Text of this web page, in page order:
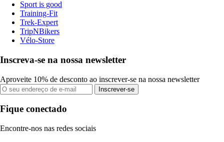
Sport is good
Training-Fit
Trek-Expert
TripNBikers
Vélo-Store
Inscreva-se na nossa newsletter
Aproveite 10% de desconto ao inscrever-se na nossa newsletter
Inscrever-se
Fique conectado
Encontre-nos nas redes sociais